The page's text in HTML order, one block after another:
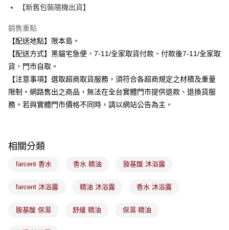
台新國際商業銀行
Google Pay
全盈+PAY
大哥付你分期
相關說明
【大哥付你分期使用說明】
1.本服務由台灣大哥大提供，台灣大哥大用戶可立即使用無須另外申請。
2.付款方式選擇「大哥付你分期」，訂單成立後會自動跳轉到大哥付的交易
流程，驗證手機門號後，選擇欲分期的期數、繳款截止日，確認付款後即完
成交易。
法說明評估內容。
【繳款方式說明】
1.分期款項不併入電信帳單，「大哥付你分期」於每月結算日後寄送繳費提
帳／街口支付／iPASS MONEY」等通路繳費。
【注意事項】
ATM付款
運送方式
付款後全家取貨
每筆NT$100，滿NT$899(含以上)免運費
7-11取貨付款
【新舊包裝隨機出貨】
銷售重點
【配送地點】限本島。
【配送方式】黑貓宅急便、7-11/全家取貨付款、付款後7-11/全家取
貨、門市自取。
【注意事項】選取超商取貨服務，須符合各超商規定之材積及重量
限制。網路售出之商品，無法在全台實體門市提供退款、退換貨服
務。若與實體門市價格不同時，請以網站公告為主。
相關分類
farcent 香水 香水 精油 胺基酸 沐浴露
farcent 沐浴露 精油 沐浴露 香水 沐浴露
胺基酸 保濕 舒緩 精油 保濕 精油